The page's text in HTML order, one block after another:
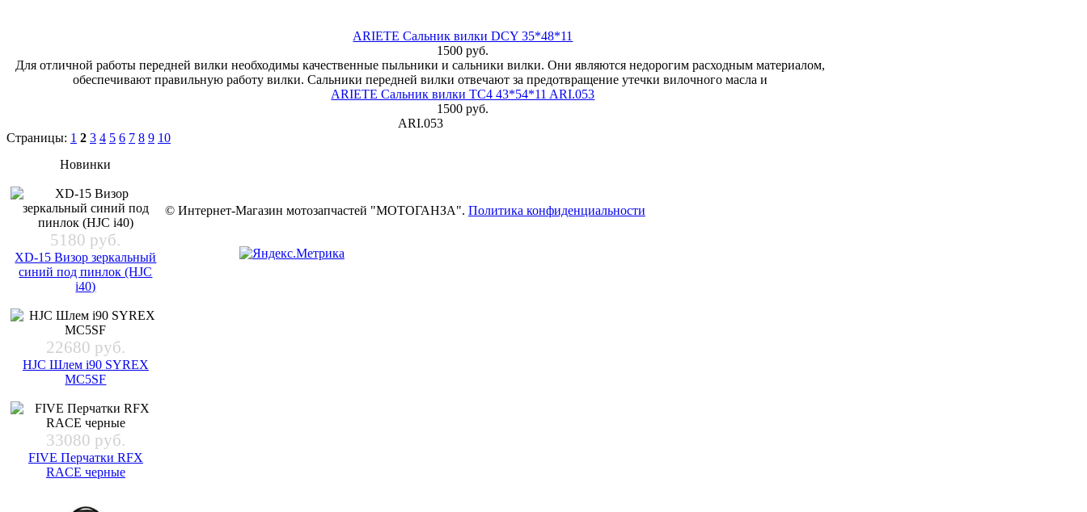
ARIETE Сальник вилки DCY 35*48*11
1500 руб.
Для отличной работы передней вилки необходимы качественные пыльники и сальники вилки. Они являются недорогим расходным материалом,
обеспечивают правильную работу вилки. Сальники передней вилки отвечают за предотвращение утечки вилочного масла и
ARIETE Сальник вилки TC4 43*54*11 ARI.053
1500 руб.
ARI.053
Страницы: 1 2 3 4 5 6 7 8 9 10
Новинки
5180 руб.
XD-15 Визор зеркальный
синий под пинлок (HJC
i40)
22680 руб.
HJC Шлем i90 SYREX
MC5SF
33080 руб.
FIVE Перчатки RFX
RACE черные
© Интернет-Магазин мотозапчастей "МОТОГАНЗА". Политика конфиденциальности